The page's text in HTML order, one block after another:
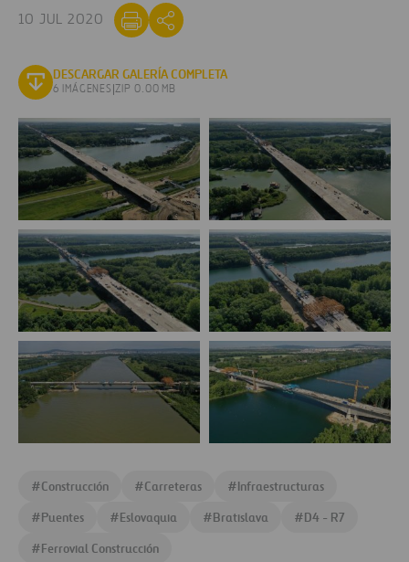
10 JUL 2020
DESCARGAR GALERÍA COMPLETA
6 IMÁGENES |ZIP 0.00 MB
Cruce
del
Danubio
Cruce
del
Danubio
Cruce
del
Danubio
Cruce
del
Danubio
Danubio
Danubio
#Construcción #Carreteras #Infraestructuras
#Puentes #Eslovaquia #Bratislava #D4 - R7
#Ferrovial Construcción